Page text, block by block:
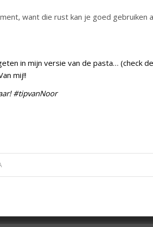
want die rust kan je goed gebruiken
in mijn versie van de pasta… (check de
mij!!
#tipvanNoor